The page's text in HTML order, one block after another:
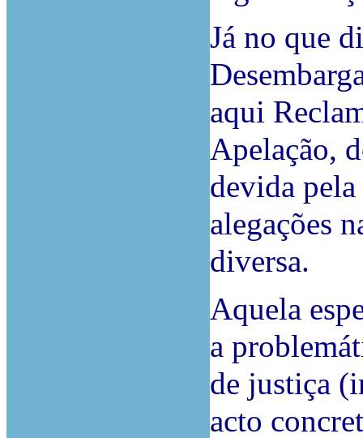
Já no que
aqui
Apelação,
devida pela
alegações
diversa.
Aquela
a
de justiça
acto